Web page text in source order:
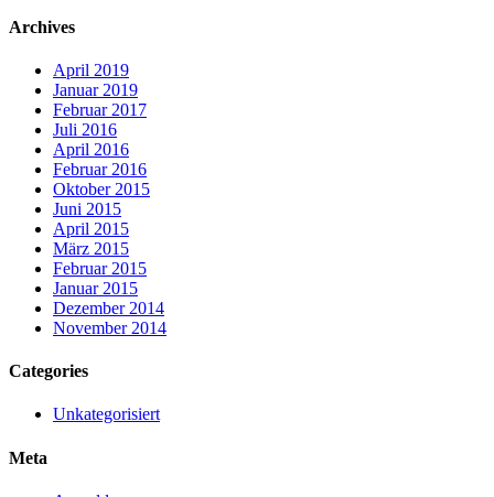
Archives
April 2019
Januar 2019
Februar 2017
Juli 2016
April 2016
Februar 2016
Oktober 2015
Juni 2015
April 2015
März 2015
Februar 2015
Januar 2015
Dezember 2014
November 2014
Categories
Unkategorisiert
Meta